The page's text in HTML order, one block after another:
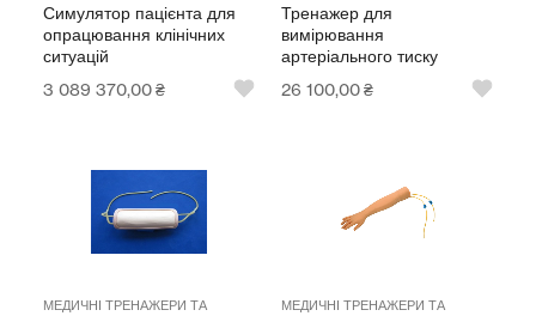
Симулятор пацієнта для
опрацювання клінічних
ситуацій
3 089 370,00₴
Тренажер для
вимірювання
артеріального тиску
26 100,00₴
МЕДИЧНІ ТРЕНАЖЕРИ ТА
МЕДИЧНІ ТРЕНАЖЕРИ ТА